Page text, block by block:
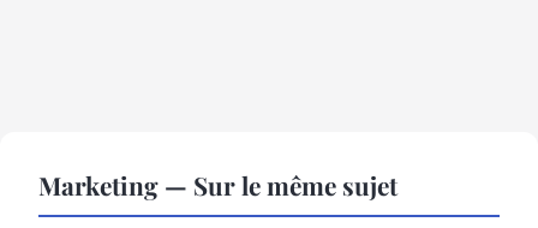
Marketing — Sur le même sujet